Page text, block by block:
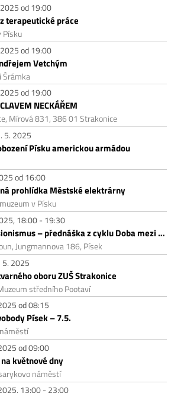
od 19:00
terapeutické práce
Písku
od 19:00
Vetchým
Šrámka
od 19:00
NECKÁŘEM
Mírová 831, 386 01 Strakonice
5. 2025
Písku americkou armádou
od 16:00
prohlídka Městské elektrárny
v Písku
18:00 - 19:30
Postimpresionismus – přednáška z cyklu Doba mezi obrazy
Jungmannova 186, Písek
2025
oboru ZUŠ Strakonice
středního Pootaví
od 08:15
Písek – 7.5.
od 09:00
květnové dny
náměstí
13:00 - 23:00